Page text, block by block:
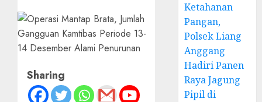
Sharing
Ketahanan
Pangan,
Polsek Liang
Anggang
Hadiri Panen
Raya Jagung
Pipil di